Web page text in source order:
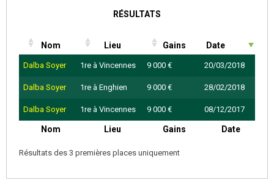
RÉSULTATS
Nom Lieu Gains Date
Dalba Soyer 1re à Vincennes 9 000 € 20/03/2018
Dalba Soyer 1re à Enghien 9 000 € 28/02/2018
Dalba Soyer 1re à Vincennes 9 000 € 08/12/2017
Nom Lieu Gains Date
Résultats des 3 premières places uniquement